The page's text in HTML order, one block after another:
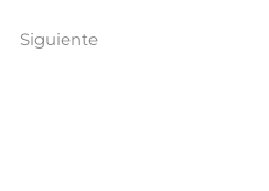
Siguiente